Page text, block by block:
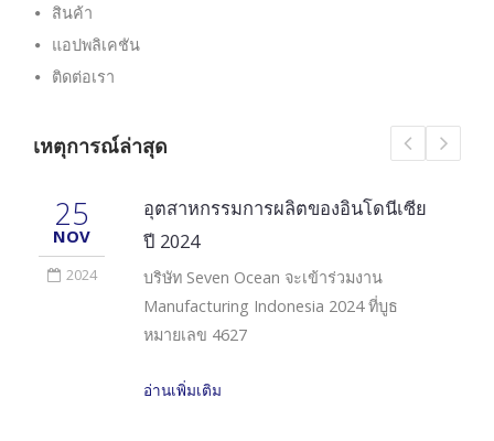
สินค้า
แอปพลิเคชัน
ติดต่อเรา
เหตุการณ์ล่าสุด
25
NOV
2024
อุตสาหกรรมการผลิตของอินโดนีเซีย
ปี 2024
บริษัท Seven Ocean จะเข้าร่วมงาน
Manufacturing Indonesia 2024 ที่บูธ
หมายเลข 4627
อ่านเพิ่มเติม